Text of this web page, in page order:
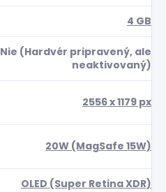
4 GB
Nie (Hardvér pripravený, ale
neaktivovaný)
2556 x 1179 px
20W (MagSafe 15W)
OLED (Super Retina XDR)